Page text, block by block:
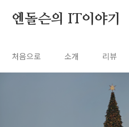
엔돌슨의 IT이야기
처음으로 소개 리뷰